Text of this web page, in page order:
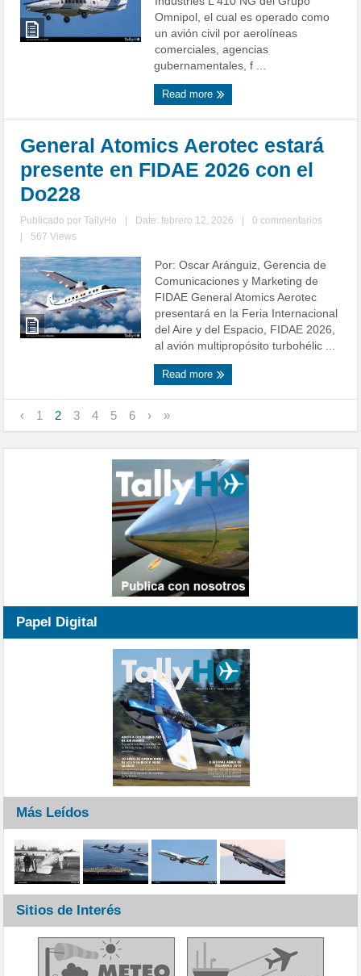
Omnipol, el cual es operado como
un avión civil por aerolíneas
comerciales, agencias
gubernamentales, f ...
Read more
General Atomics Aerotec estará
presente en FIDAE 2026 con el
Do228
Publicado porTallyHo Date: febrero 12, 2026
0 commentarios
567 Views
Por: Oscar Aránguiz, Gerencia de
Comunicaciones y Marketing de
FIDAE General Atomics Aerotec
presentará en la Feria Internacional
del Aire y del Espacio, FIDAE 2026,
al avión multipropósito turbohélic ...
Read more
‹ 1 2 3 4 5 6 › »
Papel Digital
Más Leídos
Sitios de Interés